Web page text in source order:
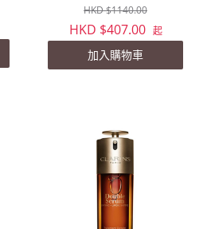
HKD $1140.00
HKD $407.00 起
加入購物車